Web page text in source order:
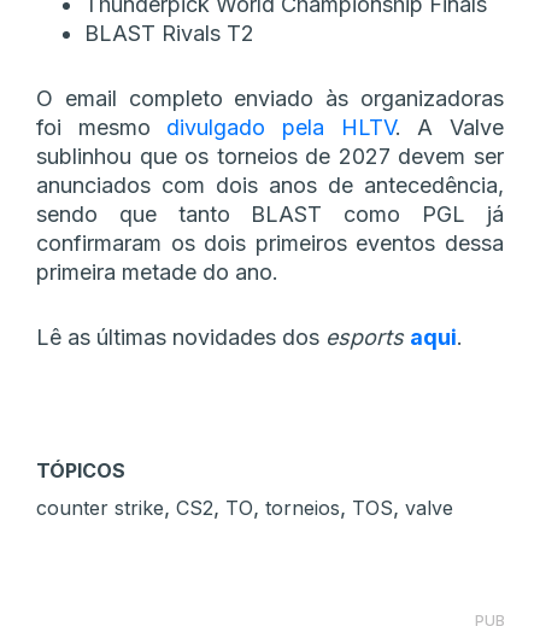
BLAST Rivals T2
O email completo enviado às organizadoras
foi mesmo divulgado pela HLTV. A Valve
sublinhou que os torneios de 2027 devem ser
anunciados com dois anos de antecedência,
sendo que tanto BLAST como PGL já
confirmaram os dois primeiros eventos dessa
primeira metade do ano.
Lê as últimas novidades dos esports aqui.
TÓPICOS
counter strike, CS2, TO, torneios, TOS, valve
PUB